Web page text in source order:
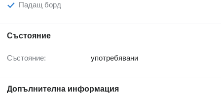
Падащ борд
Състояние
Състояние: употребявани
Допълнителна информация